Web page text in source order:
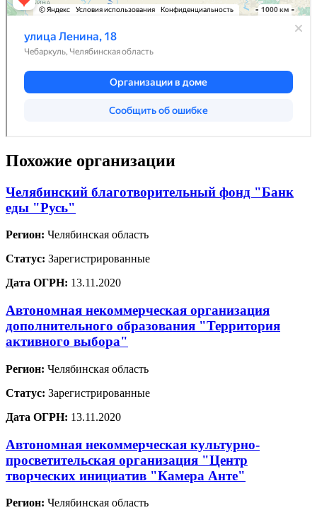
Похожие организации
Челябинский благотворительный фонд "Банк
еды "Русь"
Регион: Челябинская область
Статус: Зарегистрированные
Дата ОГРН: 13.11.2020
Автономная некоммерческая организация
дополнительного образования "Территория
активного выбора"
Регион: Челябинская область
Статус: Зарегистрированные
Дата ОГРН: 13.11.2020
Автономная некоммерческая культурно-
просветительская организация "Центр
творческих инициатив "Камера Анте"
Регион: Челябинская область